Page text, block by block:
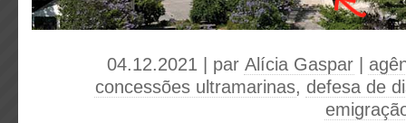
04.12.2021 | par Alícia Gaspar
concessões ultramarinas, defesa de